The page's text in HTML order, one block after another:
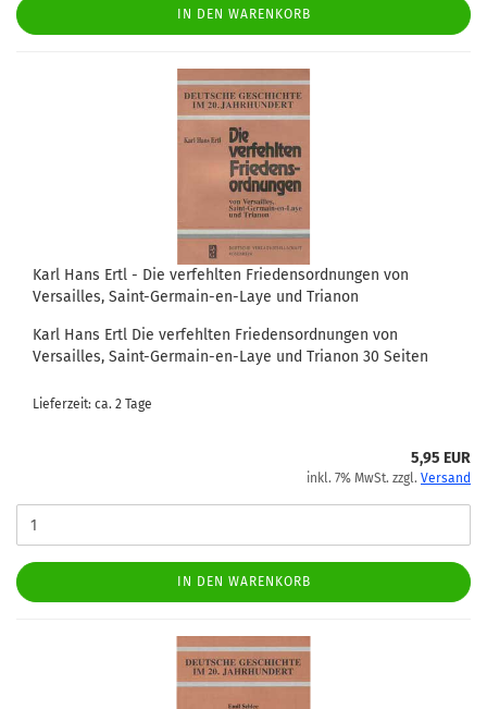
IN DEN WARENKORB
Karl Hans Ertl - Die verfehlten Friedensordnungen von
Versailles, Saint-Germain-en-Laye und Trianon
Karl Hans Ertl Die verfehlten Friedensordnungen von
Versailles, Saint-Germain-en-Laye und Trianon 30 Seiten
Lieferzeit: ca. 2 Tage
5,95 EUR
inkl. 7% MwSt. zzgl. Versand
IN DEN WARENKORB